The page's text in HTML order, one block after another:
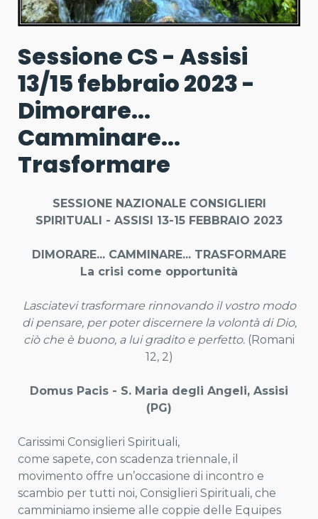
Sessione CS - Assisi
13/15 febbraio 2023 -
Dimorare...
Camminare...
Trasformare
SESSIONE NAZIONALE CONSIGLIERI
SPIRITUALI - ASSISI 13-15 FEBBRAIO 2023
DIMORARE... CAMMINARE... TRASFORMARE
La crisi come opportunità
Lasciatevi trasformare rinnovando il vostro modo
di pensare, per poter discernere la volontà di Dio,
ciò che è buono, a lui gradito e perfetto. (Romani
12, 2)
Domus Pacis - S. Maria degli Angeli, Assisi
(PG)
Carissimi Consiglieri Spirituali,
come sapete, con scadenza triennale, il
movimento offre un’occasione di incontro e
scambio per tutti noi, Consiglieri Spirituali, che
camminiamo insieme alle coppie delle Equipes